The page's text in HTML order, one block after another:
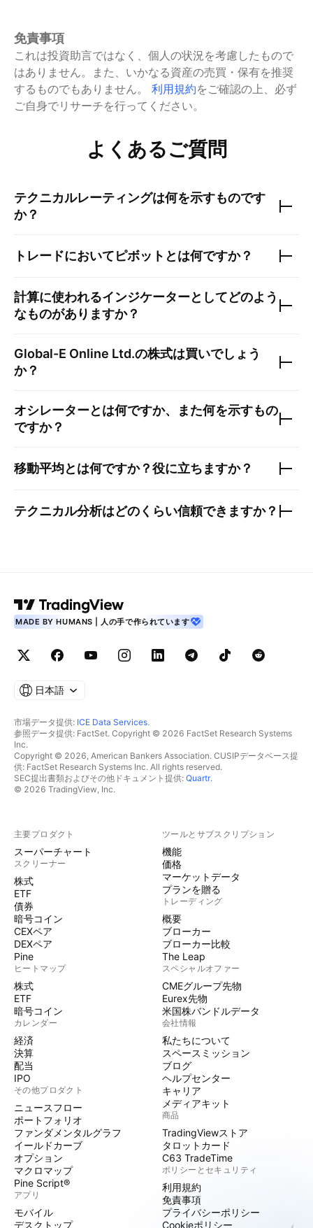
免責事項
これは投資助言ではなく、個人の状況を考慮したもので
はありません。また、いかなる資産の売買・保有を推奨
するものでもありません。
利用規約をご確認の上、必ず
ご自身でリサーチを行ってください。
よくあるご質問
テクニカルレーティングは何を示すものです
か？
トレードにおいてピボットとは何ですか？
計算に使われるインジケーターとしてどのよう
なものがありますか？
Global-E Online Ltd.の株式は買いでしょう
か？
オシレーターとは何ですか、また何を示すもの
ですか？
移動平均とは何ですか？役に立ちますか？
テクニカル分析はどのくらい信頼できますか？
MADE BY HUMANS | 人の手で作られています
日本語
市場データ提供: ICE Data Services.
参照データ提供: FactSet. Copyright © 2026 FactSet Research Systems
Inc.
Copyright © 2026, American Bankers Association. CUSIPデータベース提
供: FactSet Research Systems Inc. All rights reserved.
SEC提出書類およびその他ドキュメント提供: Quartr.
© 2026 TradingView, Inc.
主要プロダクト
スーパーチャート
スクリーナー
株式
ETF
債券
暗号コイン
CEXペア
DEXペア
Pine
ヒートマップ
株式
ETF
暗号コイン
カレンダー
経済
決算
配当
IPO
その他プロダクト
ニュースフロー
ポートフォリオ
ファンダメンタルグラフ
イールドカーブ
オプション
マクロマップ
Pine Script®
アプリ
モバイル
デスクトップ
ツールとサブスクリプション
機能
価格
マーケットデータ
プランを贈る
トレーディング
概要
ブローカー
ブローカー比較
The Leap
スペシャルオファー
CMEグループ先物
Eurex先物
米国株バンドルデータ
会社情報
私たちについて
スペースミッション
ブログ
ヘルプセンター
キャリア
メディアキット
商品
TradingViewストア
タロットカード
C63 TradeTime
ポリシーとセキュリティ
利用規約
免責事項
プライバシーポリシー
Cookieポリシー